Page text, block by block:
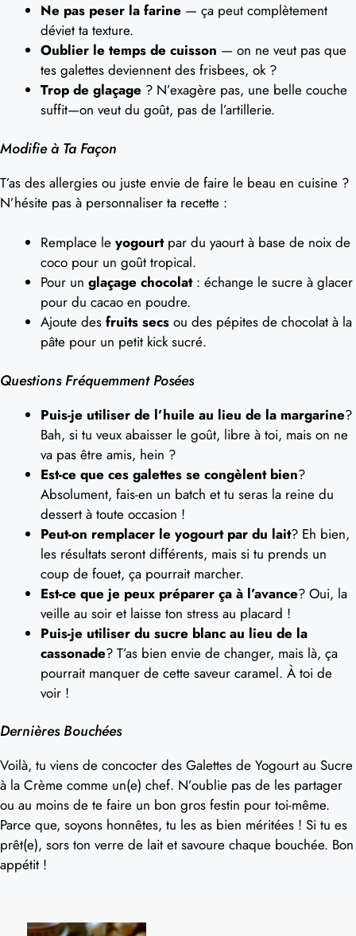
Ne pas peser la farine — ça peut complètement
déviet ta texture.
Oublier le temps de cuisson — on ne veut pas que
tes galettes deviennent des frisbees, ok ?
Trop de glaçage ? N’exagère pas, une belle couche
suffit—on veut du goût, pas de l’artillerie.
Modifie à Ta Façon
T’as des allergies ou juste envie de faire le beau en cuisine ?
N’hésite pas à personnaliser ta recette :
Remplace le yogourtpar du yaourt à base de noix de
coco pour un goût tropical.
Pour un glaçage chocolat: échange le sucre à glacer
pour du cacao en poudre.
Ajoute des fruits secs ou des pépites de chocolat à la
pâte pour un petit kick sucré.
Questions Fréquemment Posées
Puis-je utiliser de l’huile au lieu de la margarine?
Bah, si tu veux abaisser le goût, libre à toi, mais on ne
va pas être amis, hein ?
Est-ce que ces galettes se congèlent bien?
Absolument, fais-en un batch et tu seras la reine du
dessert à toute occasion !
Peut-on remplacer le yogourt par du lait? Eh bien,
les résultats seront différents, mais si tu prends un
coup de fouet, ça pourrait marcher.
Est-ce que je peux préparer ça à l’avance? Oui, la
veille au soir et laisse ton stress au placard !
Puis-je utiliser du sucre blanc au lieu de la
cassonade? T’as bien envie de changer, mais là, ça
pourrait manquer de cette saveur caramel. À toi de
voir !
Dernières Bouchées
Voilà, tu viens de concocter des Galettes de Yogourt au Sucre
à la Crème comme un(e) chef. N’oublie pas de les partager
ou au moins de te faire un bon gros festin pour toi-même.
Parce que, soyons honnêtes, tu les as bien méritées ! Si tu es
prêt(e), sors ton verre de lait et savoure chaque bouchée. Bon
appétit !